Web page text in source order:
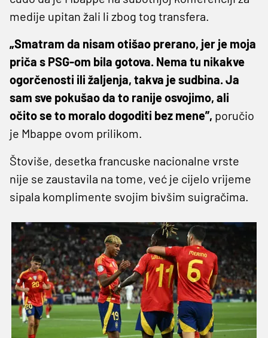
medije upitan žali li zbog tog transfera.
„Smatram da nisam otišao prerano, jer je moja
priča s PSG-om bila gotova. Nema tu nikakve
ogorčenosti ili žaljenja, takva je sudbina. Ja
sam sve pokušao da to ranije osvojimo, ali
očito se to moralo dogoditi bez mene”, poručio
je Mbappe ovom prilikom.
Štoviše, desetka francuske nacionalne vrste
nije se zaustavila na tome, već je cijelo vrijeme
sipala komplimente svojim bivšim suigračima.